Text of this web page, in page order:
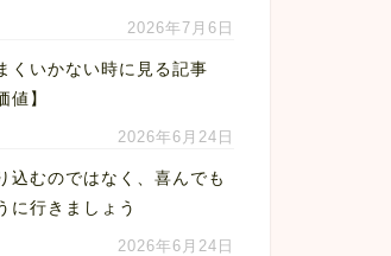
2026年7月6日
くいかない時に見る記事
値】
2026年6月24日
込むのではなく、喜んでも
に行きましょう
2026年6月24日